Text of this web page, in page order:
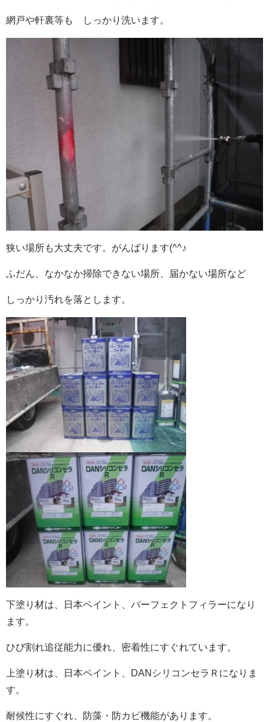
網戸や軒裏等も しっかり洗います。
狭い場所も大丈夫です。がんばります(^^♪
ふだん、なかなか掃除できない場所、届かない場所など
しっかり汚れを落とします。
下塗り材は、日本ペイント、パーフェクトフィラーになり
ます。
ひび割れ追従能力に優れ、密着性にすぐれています。
上塗り材は、日本ペイント、DANシリコンセラＲになりま
す。
耐候性にすぐれ、防藻・防カビ機能があります。